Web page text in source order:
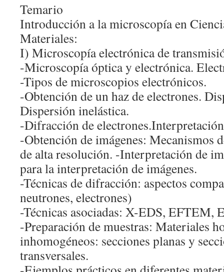
Temario
Introducción a la microscopía en
Materiales:
I) Microscopía electrónica de
-Microscopía óptica y electrónica.
-Tipos de microscopios electrónicos.
-Obtención de un haz de electrones.
Dispersión inelástica.
-Difracción de
-Obtención de imágenes: Mecanismos
de alta resolución. -Interpretación de
para la interpretación de imágenes.
-Técnicas de difracción: aspectos
neutrones, electrones)
-Técnicas asociadas: X-EDS, EFTEM,
-Preparación de muestras: Materiales
inhomogéneos: secciones planas y
transversales.